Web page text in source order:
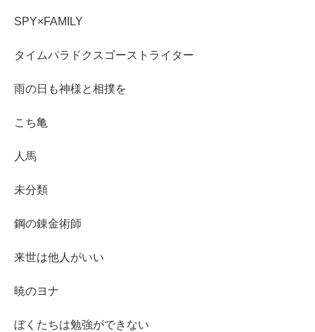
SPY×FAMILY
タイムパラドクスゴーストライター
雨の日も神様と相撲を
こち亀
人馬
未分類
鋼の錬金術師
来世は他人がいい
暁のヨナ
ぼくたちは勉強ができない